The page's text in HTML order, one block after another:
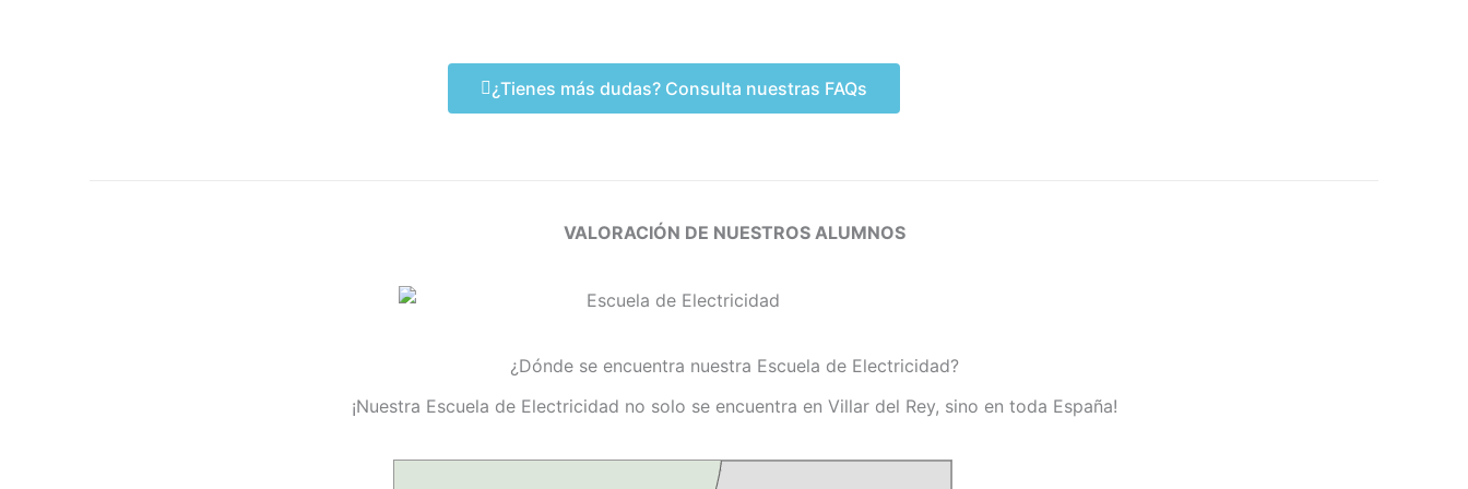
¿Tienes más dudas? Consulta nuestras FAQs
VALORACIÓN DE NUESTROS ALUMNOS
¿Dónde se encuentra nuestra Escuela de Electricidad?
¡Nuestra Escuela de Electricidad no solo se encuentra en Villar del Rey, sino en toda España!